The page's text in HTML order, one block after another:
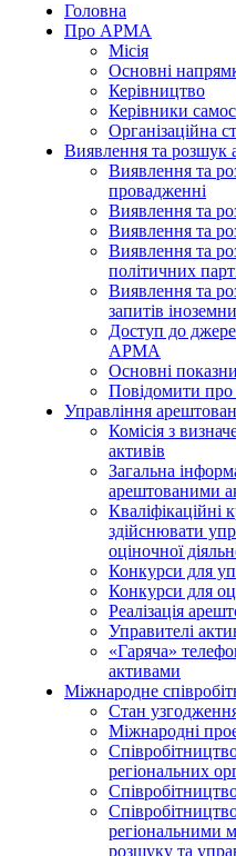
Головна
Про АРМА
Місія
Основні
Керівництво
Керівники
Організаційна
Виявлення та розшук
Виявлення та
провадженні
Виявлення та
Виявлення та
Виявлення та
політичних
Виявлення та
запитів
Доступ до
АРМА
Основні
Повідомити про
Управління
Комісія з
активів
Загальна
арештованими
Кваліфікаційні
здiйснювати
оціночної
Конкурси для
Конкурси для
Реалізація
Управителі
«Гаряча»
активами
Міжнародне
Стан
Міжнародні
регіональних
регіональними
розшуку та